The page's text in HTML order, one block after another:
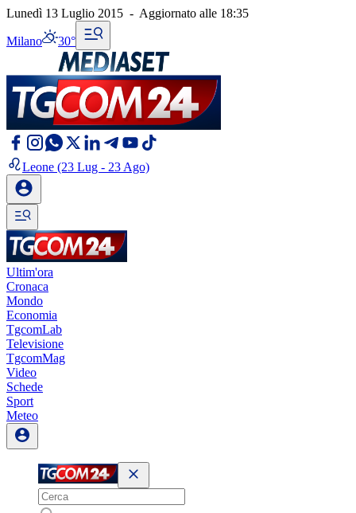
Lunedì 13 Luglio 2015 - Aggiornato alle 18:35
Milano 30°
Leone (23 Lug - 23 Ago)
Ultim'ora
Cronaca
Mondo
Economia
TgcomLab
Televisione
TgcomMag
Video
Schede
Sport
Meteo